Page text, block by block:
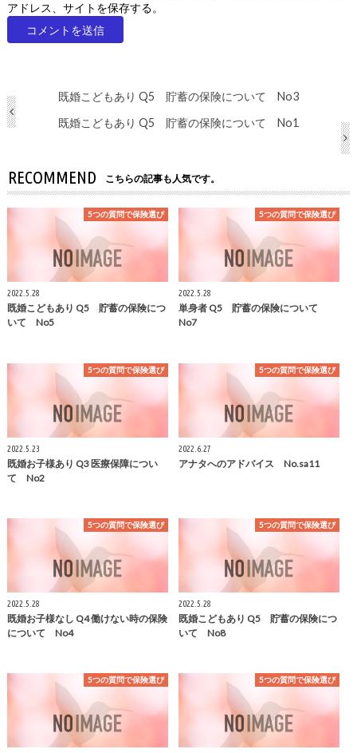
アドレス、サイトを保存する。
既婚こどもあり Q5 貯蓄の保険について No3
既婚こどもあり Q5 貯蓄の保険について No1
RECOMMEND こちらの記事も人気です。
5つの質問で保険選び
2022.5.28
既婚こどもあり Q5 貯蓄の保険につ
いて No5
5つの質問で保険選び
2022.5.28
単身者 Q5 貯蓄の保険について
No7
5つの質問で保険選び
2022.5.23
既婚お子様あり Q3 医療保障につい
て No2
5つの質問で保険選び
2022.6.27
アナタへのアドバイス No.sa11
5つの質問で保険選び
2022.5.28
既婚お子様なし Q4 働けない時の保険
について No4
5つの質問で保険選び
2022.5.28
既婚こどもあり Q5 貯蓄の保険につ
いて No8
5つの質問で保険選び 5つの質問で保険選び